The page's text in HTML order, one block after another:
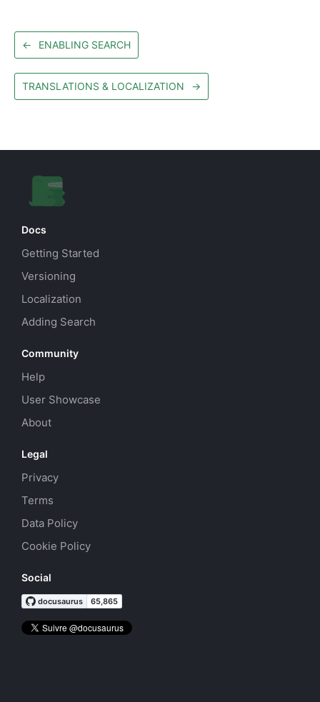
← ENABLING SEARCH
TRANSLATIONS & LOCALIZATION →
Docs
Getting Started
Versioning
Localization
Adding Search
Community
Help
User Showcase
About
Legal
Privacy
Terms
Data Policy
Cookie Policy
Social